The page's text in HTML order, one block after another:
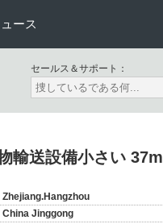
ース
セールス＆サポート：
輸送設備小さい 37m
Zhejiang.Hangzhou
China Jinggong